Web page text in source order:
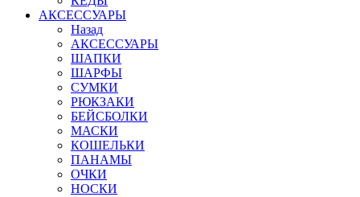
АКСЕССУАРЫ
Назад
АКСЕССУАРЫ
ШАПКИ
ШАРФЫ
СУМКИ
РЮКЗАКИ
БЕЙСБОЛКИ
МАСКИ
КОШЕЛЬКИ
ПАНАМЫ
ОЧКИ
НОСКИ